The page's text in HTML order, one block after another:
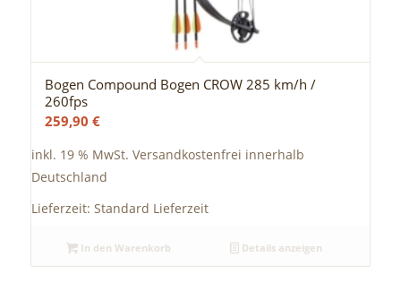
Bogen Compound Bogen CROW 285 km/h /
260fps
259,90 €
inkl. 19 % MwSt. Versandkostenfrei innerhalb
Deutschland
Lieferzeit: Standard Lieferzeit
In den Warenkorb Details anzeigen